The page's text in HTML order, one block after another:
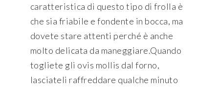
caratteristica di questo tipo di frolla è
che sia friabile e fondente in bocca, ma
dovete stare attenti perché è anche
molto delicata da maneggiare.Quando
togliete gli ovis mollis dal forno,
lasciateli raffreddare qualche minuto